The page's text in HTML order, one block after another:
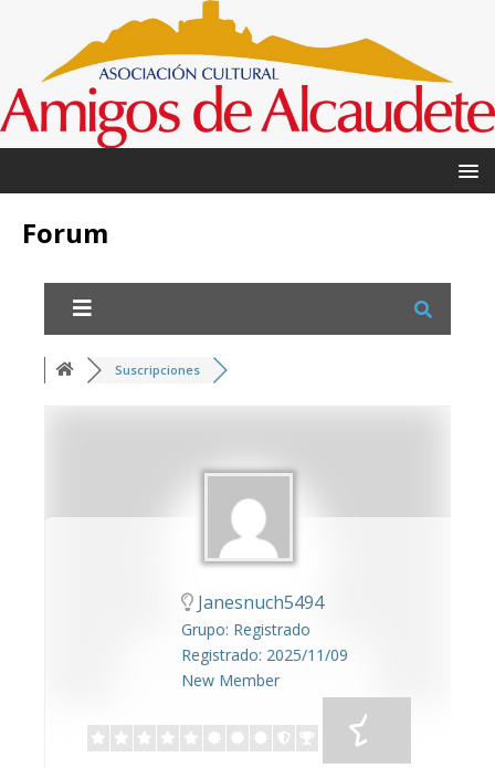
Forum
Suscripciones
Janesnuch5494
Grupo: Registrado
Registrado: 2025/11/09
New Member